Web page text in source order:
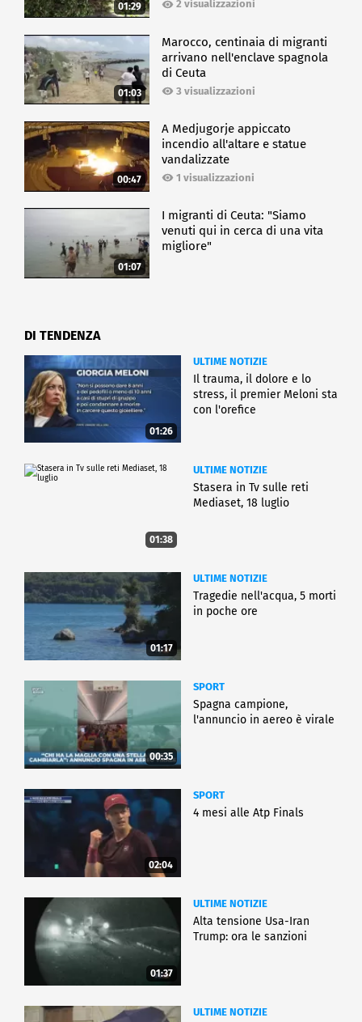
01:29 2 visualizzazioni
01:03
Marocco, centinaia di migranti
arrivano nell'enclave spagnola
di Ceuta
3 visualizzazioni
00:47
A Medjugorje appiccato
incendio all'altare e statue
vandalizzate
1 visualizzazioni
01:07
I migranti di Ceuta: "Siamo
venuti qui in cerca di una vita
migliore"
DI TENDENZA
01:26
ULTIME NOTIZIE
Il trauma, il dolore e lo
stress, il premier Meloni sta
con l'orefice
01:38
ULTIME NOTIZIE
Stasera in Tv sulle reti
Mediaset, 18 luglio
01:17
ULTIME NOTIZIE
Tragedie nell'acqua, 5 morti
in poche ore
00:35
SPORT
Spagna campione,
l'annuncio in aereo è virale
02:04
SPORT
4 mesi alle Atp Finals
01:37
ULTIME NOTIZIE
Alta tensione Usa-Iran
Trump: ora le sanzioni
ULTIME NOTIZIE